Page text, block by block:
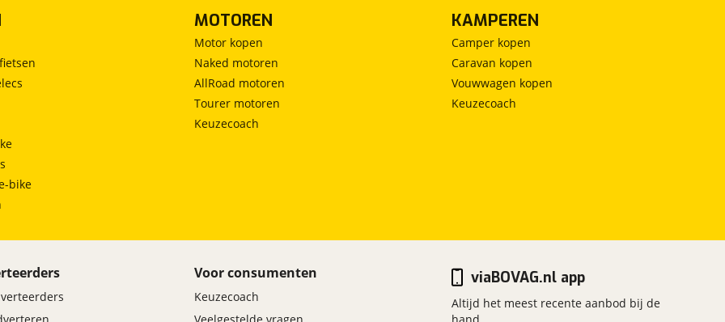
bike
MOTOREN
Motor kopen
Naked motoren
AllRoad motoren
Tourer motoren
Keuzecoach
KAMPEREN
Camper kopen
Caravan kopen
Vouwwagen kopen
Keuzecoach
Voor consumenten
Keuzecoach
viaBOVAG.nl app
Altijd het meest recente aanbod bij de